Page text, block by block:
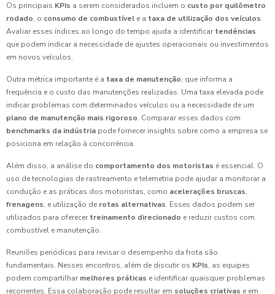
Os principais KPIs a serem considerados incluem o custo por quilômetro
rodado, o consumo de combustível e a taxa de utilização dos veículos.
Avaliar esses índices ao longo do tempo ajuda a identificar tendências
que podem indicar a necessidade de ajustes operacionais ou investimentos
em novos veículos.
Outra métrica importante é a taxa de manutenção, que informa a
frequência e o custo das manutenções realizadas. Uma taxa elevada pode
indicar problemas com determinados veículos ou a necessidade de um
plano de manutenção mais rigoroso. Comparar esses dados com
benchmarks da indústria pode fornecer insights sobre como a empresa se
posiciona em relação à concorrência.
Além disso, a análise do comportamento dos motoristas é essencial. O
uso de tecnologias de rastreamento e telemetria pode ajudar a monitorar a
condução e as práticas dos motoristas, como acelerações bruscas,
frenagens, e utilização de rotas alternativas. Esses dados podem ser
utilizados para oferecer treinamento direcionado e reduzir custos com
combustível e manutenção.
Reuniões periódicas para revisar o desempenho da frota são
fundamentais. Nesses encontros, além de discutir os KPIs, as equipes
podem compartilhar melhores práticas e identificar quaisquer problemas
recorrentes. Essa colaboração pode resultar em soluções criativas e em